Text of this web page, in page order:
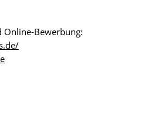
Bewerbung: